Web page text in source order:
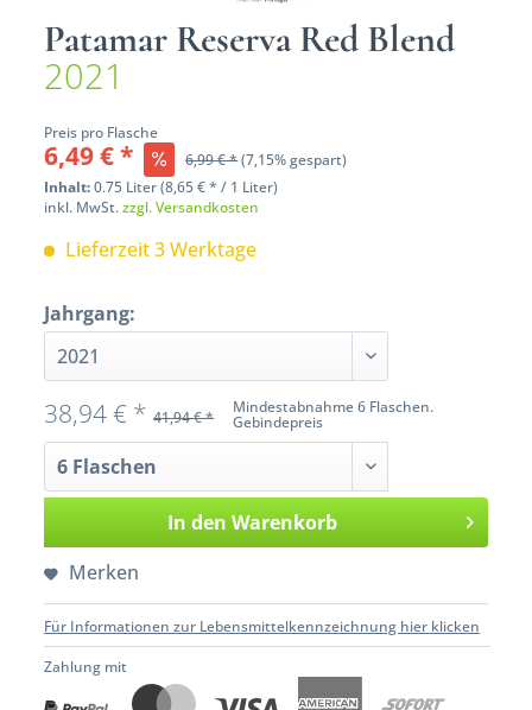
Patamar Reserva Red Blend
2021
Preis pro Flasche
6,49 € * 6,99 € *(7,15% gespart)
Inhalt:0.75 Liter (8,65 € * / 1 Liter)
inkl. MwSt.zzgl. Versandkosten
Lieferzeit 3 Werktage
Jahrgang:
Mindestabnahme 6 Flaschen.
Gebindepreis
38,94 € * 41,94 € *
In den Warenkorb
Merken
Für Informationen zur Lebensmittelkennzeichnung hier klicken
Zahlung mit